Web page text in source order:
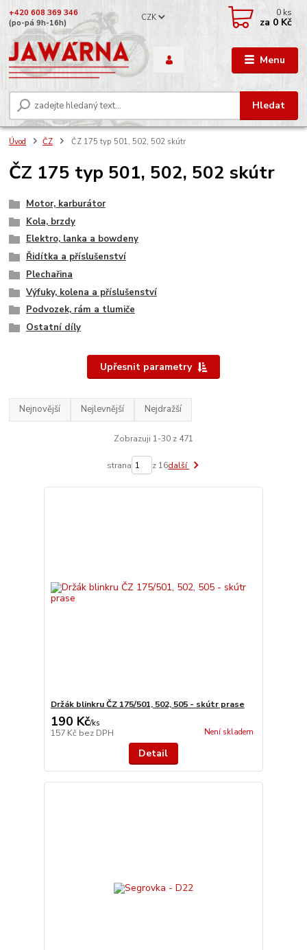
Menu
CZK
Hledat
+420 608 369 346
(po-pá 9h-16h)
0 ks
za 0 Kč
Úvod ČZ ČZ 175 typ 501, 502, 502 skútr
ČZ 175 typ 501, 502, 502 skútr
Motor, karburátor
Kola, brzdy
Elektro, lanka a bowdeny
Řidítka a příslušenství
Plechařina
Výfuky, kolena a příslušenství
Podvozek, rám a tlumiče
Ostatní díly
Upřesnit parametry
Nejnovější Nejlevnější Nejdražší
Zobrazuji 1-30 z 471
strana z 16další
Držák blinkru ČZ 175/501, 502, 505 - skútr prase
190 Kč/ks
157 Kč bez DPH Není skladem
Detail